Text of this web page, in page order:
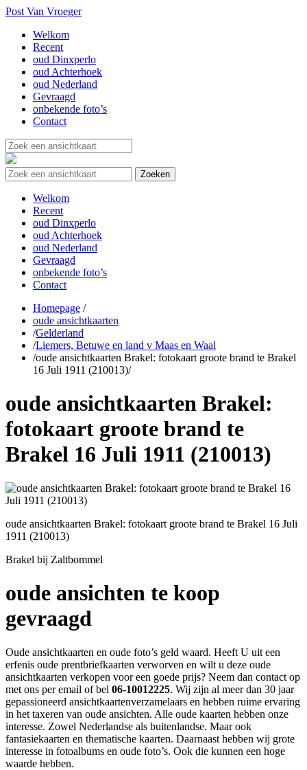
Post Van Vroeger
Welkom
Recent
oud Dinxperlo
oud Achterhoek
oud Nederland
Gevraagd
onbekende foto’s
Contact
Welkom
Recent
oud Dinxperlo
oud Achterhoek
oud Nederland
Gevraagd
onbekende foto’s
Contact
Homepage /
oude ansichtkaarten
/Gelderland
/Liemers, Betuwe en land v Maas en Waal
/oude ansichtkaarten Brakel: fotokaart groote brand te Brakel
16 Juli 1911 (210013)/
oude ansichtkaarten Brakel:
fotokaart groote brand te
Brakel 16 Juli 1911 (210013)
oude ansichtkaarten Brakel: fotokaart groote brand te Brakel 16 Juli
1911 (210013)
Brakel bij Zaltbommel
oude ansichten te koop
gevraagd
Oude ansichtkaarten en oude foto’s geld waard. Heeft U uit een
erfenis oude prentbriefkaarten verworven en wilt u deze oude
ansichtkaarten verkopen voor een goede prijs? Neem dan contact op
met ons per email of bel 06-10012225. Wij zijn al meer dan 30 jaar
gepassioneerd ansichtkaartenverzamelaars en hebben ruime ervaring
in het taxeren van oude ansichten. Alle oude kaarten hebben onze
interesse. Zowel Nederlandse als buitenlandse. Maar ook
fantasiekaarten en thematische kaarten. Daarnaast hebben wij grote
interesse in fotoalbums en oude foto’s. Ook die kunnen een hoge
waarde hebben.